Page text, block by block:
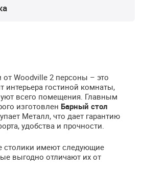
Woodville 2 персоны – это
интерьера гостиной комнаты,
всего помещения. Главным
изготовлен Барный стол
Металл, что дает гарантию
удобства и прочности.
столики имеют следующие
выгодно отличают их от